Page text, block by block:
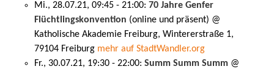
Mi., 28.07.21, 09:45 - 21:00: 70 Jahre Genfer
Flüchtlingskonvention (online und präsent) @
Katholische Akademie Freiburg, Wintererstraße 1,
79104 Freiburg mehr auf StadtWandler.org
Fr., 30.07.21, 19:30 - 22:00: Summ Summ Summ @